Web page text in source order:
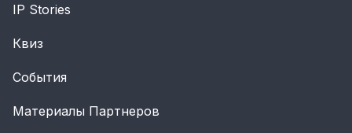
IP Stories
Квиз
События
Материалы Партнеров